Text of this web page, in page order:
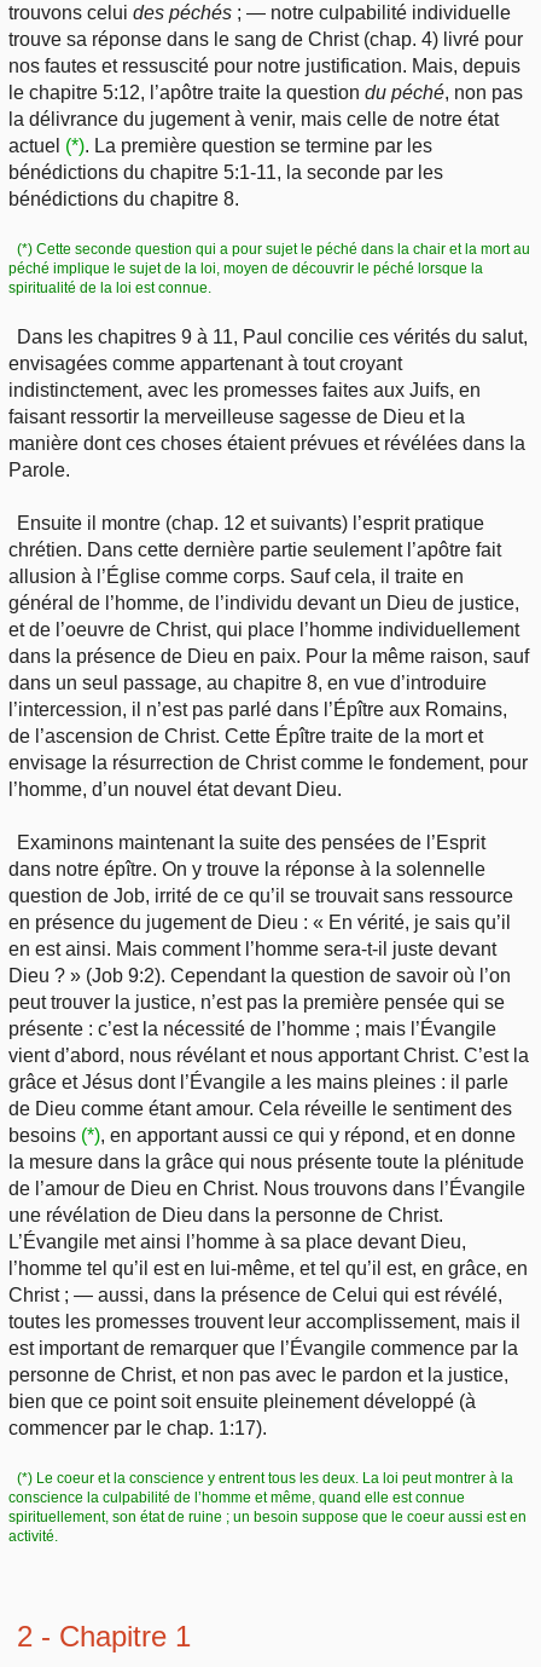
trouvons celui des péchés ; — notre culpabilité individuelle
trouve sa réponse dans le sang de Christ (chap. 4) livré pour
nos fautes et ressuscité pour notre justification. Mais, depuis
le chapitre 5:12, l’apôtre traite la question du péché, non pas
la délivrance du jugement à venir, mais celle de notre état
actuel (*). La première question se termine par les
bénédictions du chapitre 5:1-11, la seconde par les
bénédictions du chapitre 8.
(*) Cette seconde question qui a pour sujet le péché dans la chair et la mort au
péché implique le sujet de la loi, moyen de découvrir le péché lorsque la
spiritualité de la loi est connue.
Dans les chapitres 9 à 11, Paul concilie ces vérités du salut,
envisagées comme appartenant à tout croyant
indistinctement, avec les promesses faites aux Juifs, en
faisant ressortir la merveilleuse sagesse de Dieu et la
manière dont ces choses étaient prévues et révélées dans la
Parole.
Ensuite il montre (chap. 12 et suivants) l’esprit pratique
chrétien. Dans cette dernière partie seulement l’apôtre fait
allusion à l’Église comme corps. Sauf cela, il traite en
général de l’homme, de l’individu devant un Dieu de justice,
et de l’oeuvre de Christ, qui place l’homme individuellement
dans la présence de Dieu en paix. Pour la même raison, sauf
dans un seul passage, au chapitre 8, en vue d’introduire
l’intercession, il n’est pas parlé dans l’Épître aux Romains,
de l’ascension de Christ. Cette Épître traite de la mort et
envisage la résurrection de Christ comme le fondement, pour
l’homme, d’un nouvel état devant Dieu.
Examinons maintenant la suite des pensées de l’Esprit
dans notre épître. On y trouve la réponse à la solennelle
question de Job, irrité de ce qu’il se trouvait sans ressource
en présence du jugement de Dieu : « En vérité, je sais qu’il
en est ainsi. Mais comment l’homme sera-t-il juste devant
Dieu ? » (Job 9:2). Cependant la question de savoir où l’on
peut trouver la justice, n’est pas la première pensée qui se
présente : c’est la nécessité de l’homme ; mais l’Évangile
vient d’abord, nous révélant et nous apportant Christ. C’est la
grâce et Jésus dont l’Évangile a les mains pleines : il parle
de Dieu comme étant amour. Cela réveille le sentiment des
besoins (*), en apportant aussi ce qui y répond, et en donne
la mesure dans la grâce qui nous présente toute la plénitude
de l’amour de Dieu en Christ. Nous trouvons dans l’Évangile
une révélation de Dieu dans la personne de Christ.
L’Évangile met ainsi l’homme à sa place devant Dieu,
l’homme tel qu’il est en lui-même, et tel qu’il est, en grâce, en
Christ ; — aussi, dans la présence de Celui qui est révélé,
toutes les promesses trouvent leur accomplissement, mais il
est important de remarquer que l’Évangile commence par la
personne de Christ, et non pas avec le pardon et la justice,
bien que ce point soit ensuite pleinement développé (à
commencer par le chap. 1:17).
(*) Le coeur et la conscience y entrent tous les deux. La loi peut montrer à la
conscience la culpabilité de l’homme et même, quand elle est connue
spirituellement, son état de ruine ; un besoin suppose que le coeur aussi est en
activité.
2 - Chapitre 1